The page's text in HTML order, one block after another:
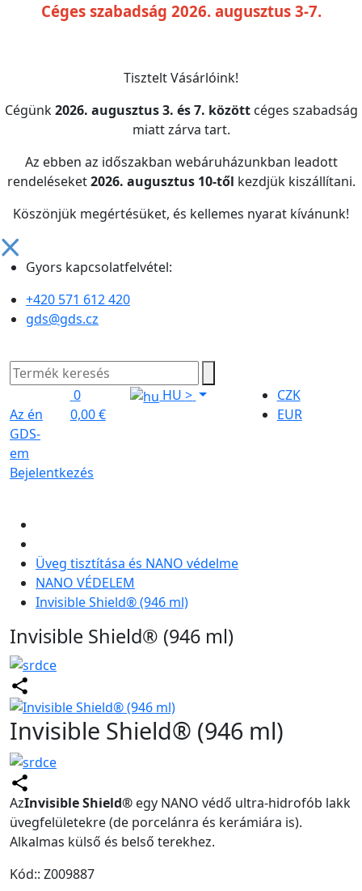
Céges szabadság 2026. augusztus 3-7.
Tisztelt Vásárlóink!
Cégünk2026. augusztus 3. és 7. közöttcéges szabadság
miatt zárva tart.
Az ebben az időszakban webáruházunkban leadott
rendeléseket2026. augusztus 10-től kezdjük kiszállítani.
Köszönjük megértésüket, és kellemes nyarat kívánunk!
Gyors kapcsolatfelvétel:
+420 571 612 420
gds@gds.cz
Az én
GDS-
em
Bejelentkezés
0
0,00 €
HU>
CZK
EUR
Üveg tisztítása és NANO védelme
NANO VÉDELEM
Invisible Shield® (946 ml)
Invisible Shield® (946 ml)
Invisible Shield® (946 ml)
AzInvisible Shield® egy NANO védő ultra-hidrofób lakk
üvegfelületekre (de porcelánra és kerámiára is).
Alkalmas külső és belső terekhez.
Kód:: Z009887